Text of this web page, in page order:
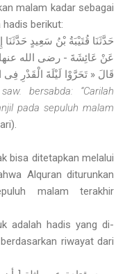
malam kadar sebagai
berikut:
حَدَّثَنَا قُتَيْبَةُ بْنُ سَعِيدٍ
عَنْ عَائِشَةَ - رضى الله
قَالَ « تَحَرَّوْا لَيْلَةَ الْقَدْرِ
bersabda: “Carilah
pada sepuluh malam
bisa ditetapkan melalui
Alquran diturunkan
malam terakhir
adalah hadis yang di-
riwayat dari